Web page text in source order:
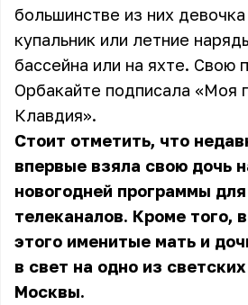
большинстве из них
купальник или летние
бассейна или на яхте. Свою
Орбакайте подписала «Моя
Клавдия».
Стоит отметить, что
впервые взяла свою дочь
новогодней программы
телеканалов. Кроме того,
этого именитые мать и
в свет на одно из
Москвы.